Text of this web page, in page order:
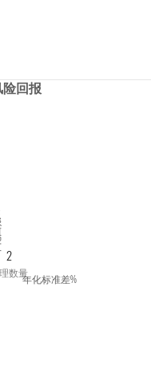
2
数量
险回报
年化标准差%